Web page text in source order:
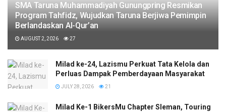
SMA Taruna Muhammadiyah Gunungpring Resmikan
Program Tahfidz, Wujudkan Taruna Berjiwa Pemimpin
Berlandaskan Al-Qur’an
AUGUST 2, 2026 27
Milad ke-24, Lazismu Perkuat Tata Kelola dan
Perluas Dampak Pemberdayaan Masyarakat
JULY 28, 2026 21
Milad Ke-1 BikersMu Chapter Sleman, Touring